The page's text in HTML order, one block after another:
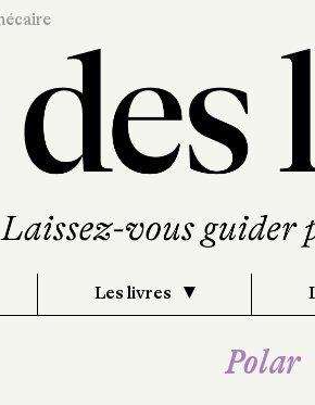
Les livres
Polar